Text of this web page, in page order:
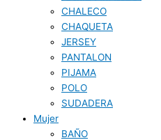
CHALECO
CHAQUETA
JERSEY
PANTALON
PIJAMA
POLO
SUDADERA
Mujer
BAÑO